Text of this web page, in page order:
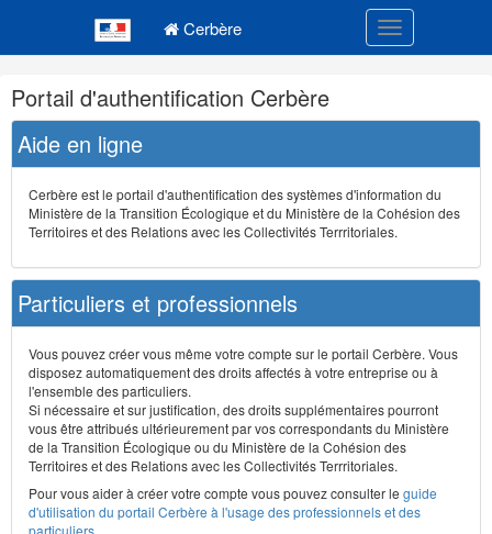
Cerbère Toggle
Navigation
et
outils
annexes
Portail d'authentification Cerbère
Aide en ligne
Cerbère est le portail d'authentification des systèmes d'information du
Ministère de la Transition Écologique et du Ministère de la Cohésion des
Territoires et des Relations avec les Collectivités Terrritoriales.
Particuliers et professionnels
Vous pouvez créer vous même votre compte sur le portail Cerbère. Vous
disposez automatiquement des droits affectés à votre entreprise ou à
l'ensemble des particuliers.
Si nécessaire et sur justification, des droits supplémentaires pourront
vous être attribués ultérieurement par vos correspondants du Ministère
de la Transition Écologique ou du Ministère de la Cohésion des
Territoires et des Relations avec les Collectivités Terrritoriales.
Pour vous aider à créer votre compte vous pouvez consulter le guide
d'utilisation du portail Cerbère à l'usage des professionnels et des
particuliers